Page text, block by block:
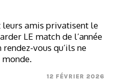
leurs amis privatisent le
LE match de l’année
rendez-vous qu’ils ne
12 FÉVRIER 2026